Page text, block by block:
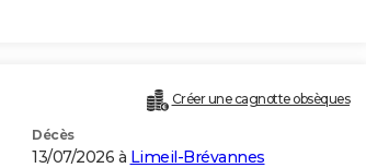
Créer une cagnotte obsèques
Décès
13/07/2026 à Limeil-Brévannes